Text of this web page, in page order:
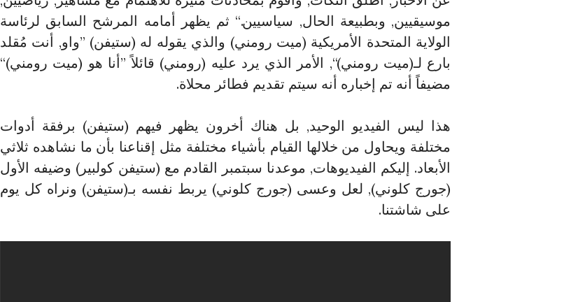
موسيقيين, وبطبيعة الحال, سياسيين.“ ثم يظهر أمامه المرشح السابق لرئاسة
الولاية المتحدة الأمريكية (ميت رومني) والذي يقوله له (ستيفن) ”واو, أنت مُقلد
بارع لـ(ميت رومني)“, الأمر الذي يرد عليه (رومني) قائلاً ”أنا هو (ميت رومني)“
مضيفاً أنه تم إخباره أنه سيتم تقديم فطائر محلاة.
هذا ليس الفيديو الوحيد, بل هناك أخرون يظهر فيهم (ستيفن) برفقة أدوات
مختلفة ويحاول من خلالها القيام بأشياء مختلفة مثل إقناعنا بأن ما نشاهده ثلاثي
الأبعاد. إليكم الفيديوهات, موعدنا سبتمبر القادم مع (ستيفن كولبير) وضيفه الأول
(جورج كلوني), لعل وعسى (جورج كلوني) يربط نفسه بـ(ستيفن) ونراه كل يوم
على شاشتنا.